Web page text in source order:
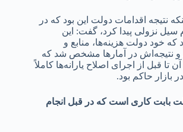
نتیجه اقدامات دولت این بود که در
آخر ۱۴۰۰ تورم سیل نزولی پیدا کرد، گفت: این
که خود دولت هزینه‌ها، منابع و
و نتیجه‌اش در آمارها مشخص شد که
تا قبل از اجرای اصلاح یارانه‌ها کاملاً
حاکم بود.
بابت کاری است که در قبل انجام